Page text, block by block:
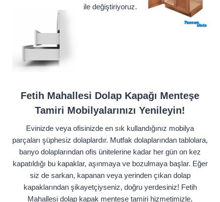
ile değiştiriyoruz.
Fetih Mahallesi Dolap Kapağı Menteşe
Tamiri Mobilyalarınızı Yenileyin!
Evinizde veya ofisinizde en sık kullandığınız mobilya
parçaları şüphesiz dolaplardır. Mutfak dolaplarından tablolara,
banyo dolaplarından ofis ünitelerine kadar her gün on kez
kapatıldığı bu kapaklar, aşınmaya ve bozulmaya başlar. Eğer
siz de sarkan, kapanan veya yerinden çıkan dolap
kapaklarından şikayetçiyseniz, doğru yerdesiniz! Fetih
Mahallesi dolap kapak menteşe tamiri hizmetimizle,